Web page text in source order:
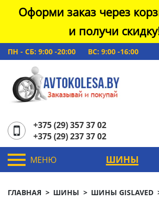
Оформи заказ через
и получи
ПН - СБ: 9:00 -20:00 ВС: 9:00 -16:00
+375 (29) 357 37 02
+375 (29) 237 37 02
МЕНЮ ШИНЫ
ГЛАВНАЯ ШИНЫ ШИНЫ GISLAVED